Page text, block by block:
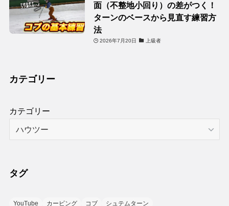
面（不整地小回り）の差がつく！
ターンのベースから見直す練習方
法
2026年7月20日 上級者
カテゴリー
カテゴリー
タグ
YouTube カービング コブ
シュテムターン